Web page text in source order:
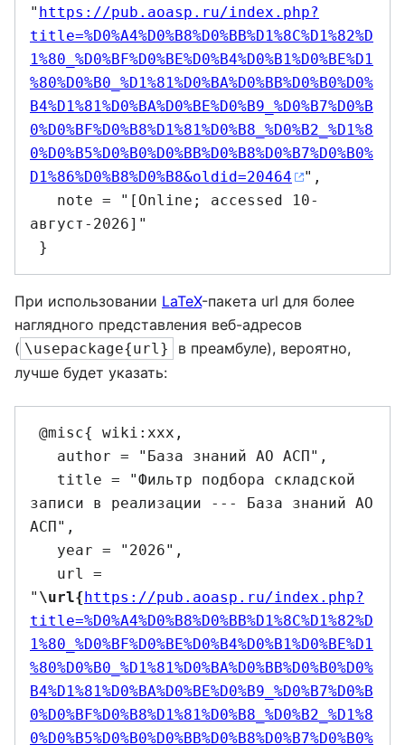
" https://pub.aoasp.ru/index.php?
title=%D0%A4%D0%B8%D0%BB%D1%8C%D1%82%D
1%80_%D0%BF%D0%BE%D0%B4%D0%B1%D0%BE%D1
%80%D0%B0_%D1%81%D0%BA%D0%BB%D0%B0%D0%
B4%D1%81%D0%BA%D0%BE%D0%B9_%D0%B7%D0%B
0%D0%BF%D0%B8%D1%81%D0%B8_%D0%B2_%D1%8
0%D0%B5%D0%B0%D0%BB%D0%B8%D0%B7%D0%B0%
D1%86%D0%B8%D0%B8&oldid=20464
",
август-2026]"
При использовании LaTeX-пакета url для более
наглядного представления веб-адресов
( \usepackage{url}
в преамбуле), вероятно,
лучше будет указать:
записи в реализации --- База знаний АО
АСП",
" \url{ https://pub.aoasp.ru/index.php?
title=%D0%A4%D0%B8%D0%BB%D1%8C%D1%82%D
1%80_%D0%BF%D0%BE%D0%B4%D0%B1%D0%BE%D1
%80%D0%B0_%D1%81%D0%BA%D0%BB%D0%B0%D0%
B4%D1%81%D0%BA%D0%BE%D0%B9_%D0%B7%D0%B
0%D0%BF%D0%B8%D1%81%D0%B8_%D0%B2_%D1%8
0%D0%B5%D0%B0%D0%BB%D0%B8%D0%B7%D0%B0%